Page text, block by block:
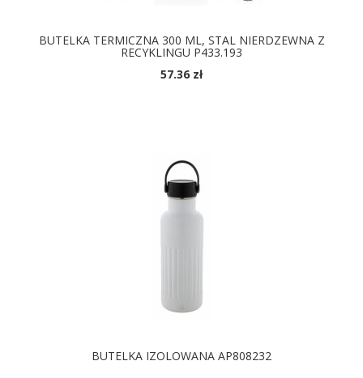
BUTELKA TERMICZNA 300 ML, STAL NIERDZEWNA Z
RECYKLINGU P433.193
57.36 zł
BUTELKA IZOLOWANA AP808232